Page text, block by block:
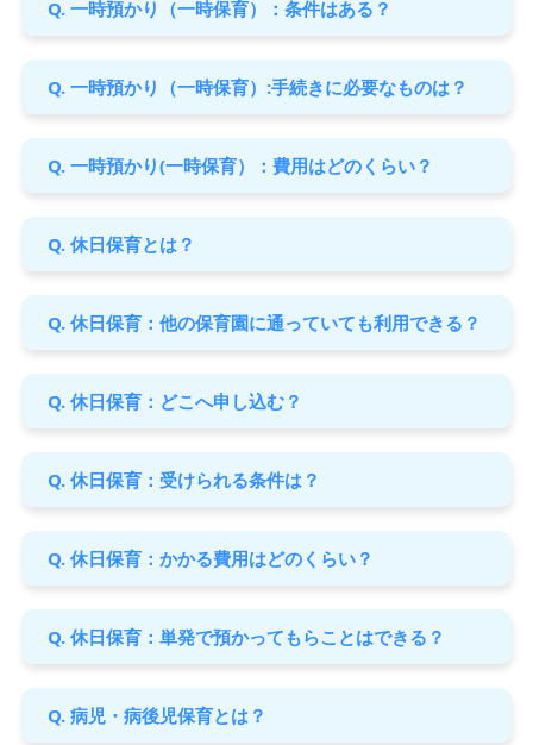
Q. 一時預かり（一時保育）：条件はある？
Q. 一時預かり（一時保育）:手続きに必要なものは？
Q. 一時預かり(一時保育）：費用はどのくらい？
Q. 休日保育とは？
Q. 休日保育：他の保育園に通っていても利用できる？
Q. 休日保育：どこへ申し込む？
Q. 休日保育：受けられる条件は？
Q. 休日保育：かかる費用はどのくらい？
Q. 休日保育：単発で預かってもらことはできる？
Q. 病児・病後児保育とは？